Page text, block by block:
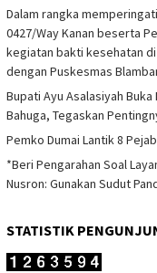
Dalam rangka
0427/Way Kanan beserta
kegiatan bakti kesehatan
dengan Puskesmas
Bupati Ayu Asalasiyah
Bahuga, Tegaskan
Pemko Dumai Lantik 8
*Beri Pengarahan Soal
Nusron: Gunakan Sudut
STATISTIK